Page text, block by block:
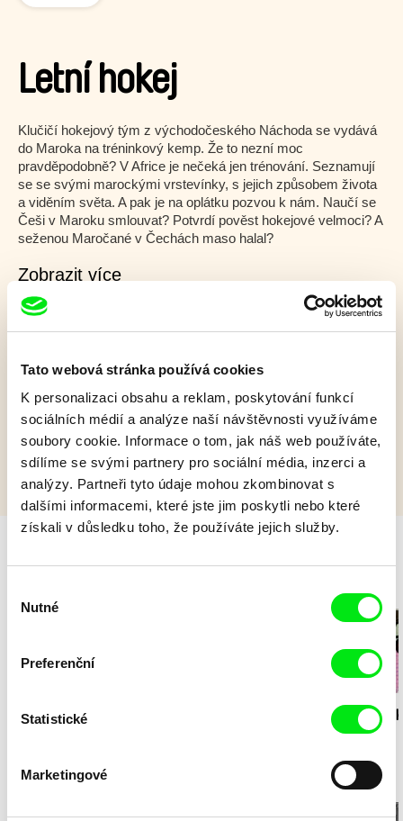
Tato webová stránka používá cookies
K personalizaci obsahu a reklam, poskytování funkcí
sociálních médií a analýze naší návštěvnosti využíváme
soubory cookie. Informace o tom, jak náš web používáte,
sdílíme se svými partnery pro sociální média, inzerci a
analýzy. Partneři tyto údaje mohou zkombinovat s
dalšími informacemi, které jste jim poskytli nebo které
získali v důsledku toho, že používáte jejich služby.
souhlasu
Nutné
Preferenční
Statistické
Marketingové
Letní hokej
Klučičí hokejový tým z východočeského Náchoda se vydává
do Maroka na tréninkový kemp. Že to nezní moc
pravděpodobně? V Africe je nečeká jen trénování. Seznamují
se se svými marockými vrstevínky, s jejich způsobem života
a viděním světa. A pak je na oplátku pozvou k nám. Naučí se
Češi v Maroku smlouvat? Potvrdí pověst hokejové velmoci? A
seženou Maročané v Čechách maso halal?
Zobrazit více
Nguyen
Milý tati
Milý tati:
animace
Den Země